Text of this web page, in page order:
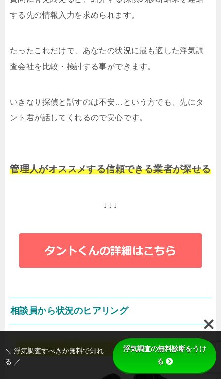
する先の情報入力を求められます。
たったこれだけで、あなたの状況に最も適した浮気調
査会社を比較・検討する事ができます。
いきなり探偵と話すのは不安…という方でも、先にタ
ント君が話してくれるので安心です。
管理人がオススメする信頼できる業者が探せる
↓↓↓
相談員から状況のヒアリング
＼ 浮気調査すべきか無料で知れ
る ／
浮気調査の無料診断をうけ
る